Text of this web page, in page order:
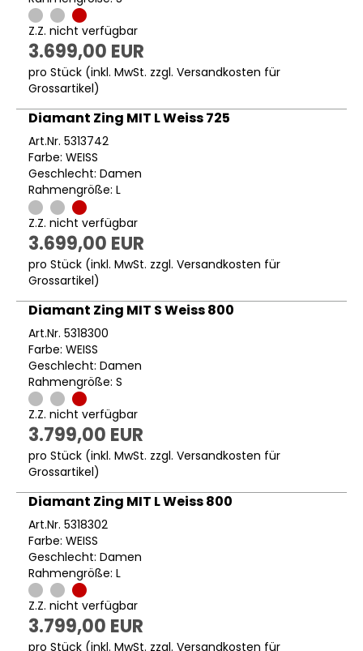
Z.Z. nicht verfügbar
3.699,00 EUR
pro Stück (inkl. MwSt. zzgl. Versandkosten für
Grossartikel)
Diamant Zing MIT L Weiss 725
Art.Nr. 5313742
Farbe: WEISS
Geschlecht: Damen
Rahmengröße: L
Z.Z. nicht verfügbar
3.699,00 EUR
pro Stück (inkl. MwSt. zzgl. Versandkosten für
Grossartikel)
Diamant Zing MIT S Weiss 800
Art.Nr. 5318300
Farbe: WEISS
Geschlecht: Damen
Rahmengröße: S
Z.Z. nicht verfügbar
3.799,00 EUR
pro Stück (inkl. MwSt. zzgl. Versandkosten für
Grossartikel)
Diamant Zing MIT L Weiss 800
Art.Nr. 5318302
Farbe: WEISS
Geschlecht: Damen
Rahmengröße: L
Z.Z. nicht verfügbar
3.799,00 EUR
pro Stück (inkl. MwSt. zzgl. Versandkosten für